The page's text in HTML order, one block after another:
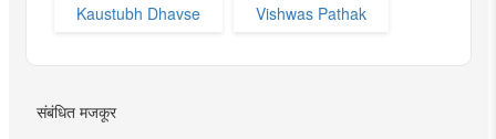
Kaustubh Dhavse Vishwas Pathak
संबंधित मजकूर